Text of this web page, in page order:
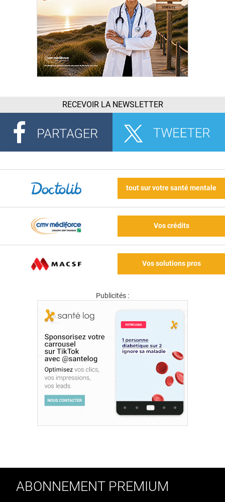
RECEVOIR LA NEWSLETTER
tout sur votre santé mentale
Vos crédits
Vos solutions pros
Publicités :
ABONNEMENT PREMIUM